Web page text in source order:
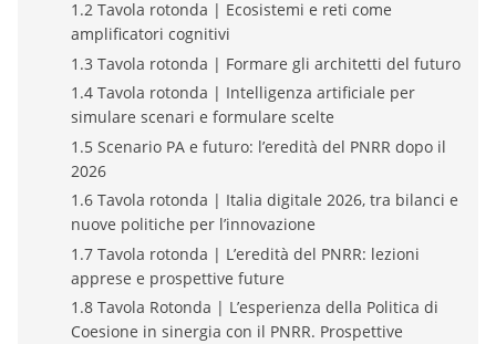
1.2 Tavola rotonda | Ecosistemi e reti come
amplificatori cognitivi
1.3 Tavola rotonda | Formare gli architetti del futuro
1.4 Tavola rotonda | Intelligenza artificiale per
simulare scenari e formulare scelte
1.5 Scenario PA e futuro: l’eredità del PNRR dopo il
2026
1.6 Tavola rotonda | Italia digitale 2026, tra bilanci e
nuove politiche per l’innovazione
1.7 Tavola rotonda | L’eredità del PNRR: lezioni
apprese e prospettive future
1.8 Tavola Rotonda | L’esperienza della Politica di
Coesione in sinergia con il PNRR. Prospettive